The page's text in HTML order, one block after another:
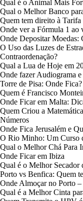
Qual é o Animal Mais
Qual o Melhor Banco
Quem tem direito à
Onde ver a Fórmula 1 ao
Onde Depositar Moedas:
O Uso das Luzes de
Contraordenação?
Qual a Lua de Hoje em
Onde fazer Audiograma
Torre de Pisa: Onde Fica?
Quem é Francisco
Onde Ficar em Malta:
Quem Criou a
Números
Onde Fica Jerusalém e
O Rio Minho: Um Curso
Qual o Melhor Chá Para
Onde Ficar em Ibiza
Qual é o Melhor Secador
Porto vs Benfica: Quem
Onde Almoçar no Porto
Qual é a Melhor Cinta